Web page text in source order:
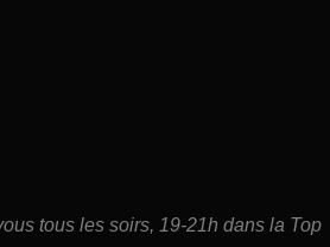
tous les soirs, 19-21h dans la Top